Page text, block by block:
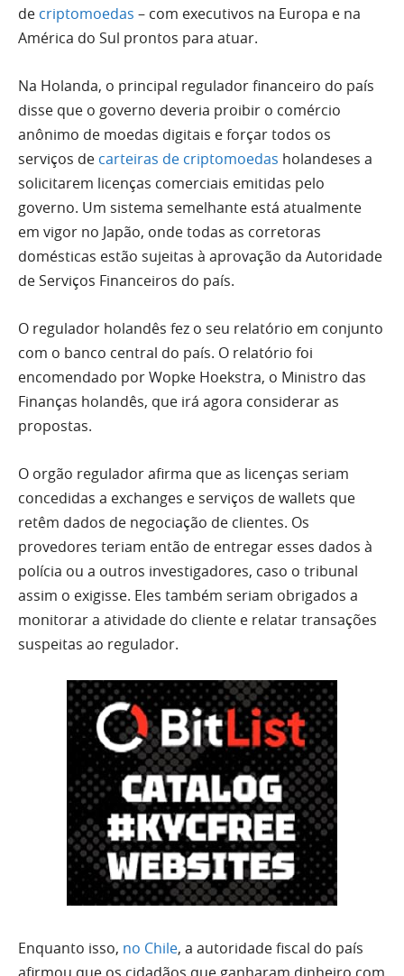
de criptomoedas – com executivos na Europa e na
América do Sul prontos para atuar.
Na Holanda, o principal regulador financeiro do país
disse que o governo deveria proibir o comércio
anônimo de moedas digitais e forçar todos os
serviços de carteiras de criptomoedas holandeses a
solicitarem licenças comerciais emitidas pelo
governo. Um sistema semelhante está atualmente
em vigor no Japão, onde todas as corretoras
domésticas estão sujeitas à aprovação da Autoridade
de Serviços Financeiros do país.
O regulador holandês fez o seu relatório em conjunto
com o banco central do país. O relatório foi
encomendado por Wopke Hoekstra, o Ministro das
Finanças holandês, que irá agora considerar as
propostas.
O orgão regulador afirma que as licenças seriam
concedidas a exchanges e serviços de wallets que
retêm dados de negociação de clientes. Os
provedores teriam então de entregar esses dados à
polícia ou a outros investigadores, caso o tribunal
assim o exigisse. Eles também seriam obrigados a
monitorar a atividade do cliente e relatar transações
suspeitas ao regulador.
Enquanto isso, no Chile, a autoridade fiscal do país